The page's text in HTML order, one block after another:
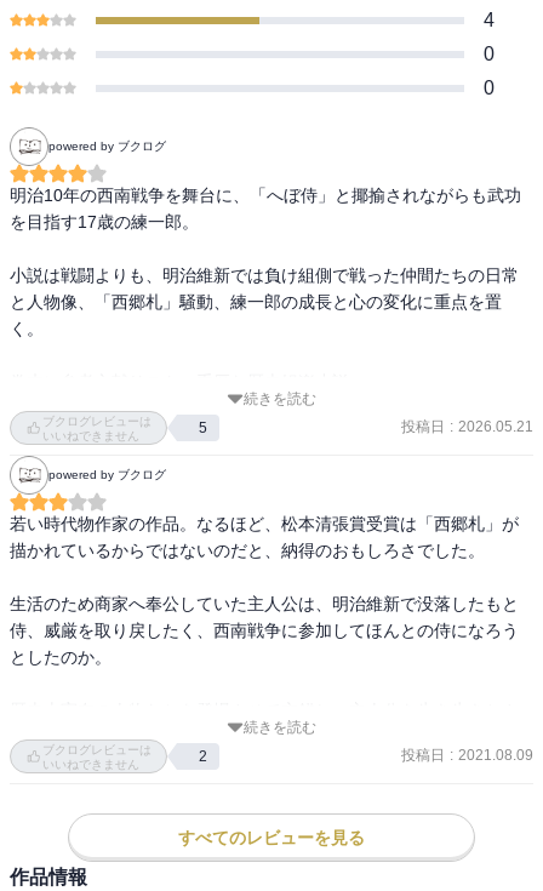
4
0
0
powered by ブクログ
明治10年の西南戦争を舞台に、「へぼ侍」と揶揄されながらも武功
を目指す17歳の練一郎。
小説は戦闘よりも、明治維新では負け組側で戦った仲間たちの日常
と人物像、「西郷札」騒動、練一郎の成長と心の変化に重点を置
く。
続きを読む
ブクログレビューは
いいねできません
5 投稿日 : 2026.05.21
powered by ブクログ
若い時代物作家の作品。なるほど、松本清張賞受賞は「西郷札」が
描かれているからではないのだと、納得のおもしろさでした。
生活のため商家へ奉公していた主人公は、明治維新で没落したもと
侍、威厳を取り戻したく、西南戦争に参加してほんとの侍になろう
としたのか。
せる術はなかなかのもの。
例えば新聞記者（そうだったのですね）犬養毅は主人公の道しるべ
まう。けがを治療してもらった軍医の手塚は、解説を読むまでわか
らなかったが、最後の最後に登場する大毎新聞の記者は、わたしの
好きなある作家とおぼしき、謎解きの愉快さでした。
続きを読む
ブクログレビューは
いいねできません
2 投稿日 : 2021.08.09
すべてのレビューを見る
作品情報